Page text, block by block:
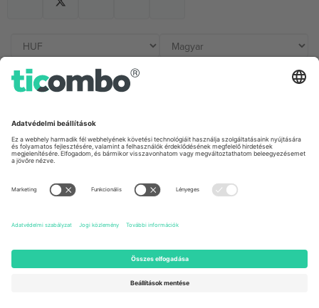
Irodák és támogatás
Germany
Unter den Linden 24, 10117
Berlin, Germany
167 City Road, London, Greater
131 Continental Dr, Suite 305,
Dorfstrasse 52a, 6390
United Arab Emirates